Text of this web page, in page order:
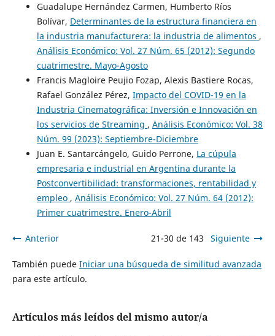
Guadalupe Hernández Carmen, Humberto Ríos
Bolívar, Determinantes de la estructura financiera en
la industria manufacturera: la industria de alimentos ,
Análisis Económico: Vol. 27 Núm. 65 (2012): Segundo
cuatrimestre. Mayo-Agosto
Francis Magloire Peujio Fozap, Alexis Bastiere Rocas,
Rafael González Pérez, Impacto del COVID-19 en la
Industria Cinematográfica: Inversión e Innovación en
los servicios de Streaming , Análisis Económico: Vol. 38
Núm. 99 (2023): Septiembre-Diciembre
Juan E. Santarcángelo, Guido Perrone, La cúpula
empresaria e industrial en Argentina durante la
Postconvertibilidad: transformaciones, rentabilidad y
empleo , Análisis Económico: Vol. 27 Núm. 64 (2012):
Primer cuatrimestre. Enero-Abril
Anterior 21-30 de 143 Siguiente
También puede Iniciar una búsqueda de similitud avanzada
para este artículo.
Artículos más leídos del mismo autor/a